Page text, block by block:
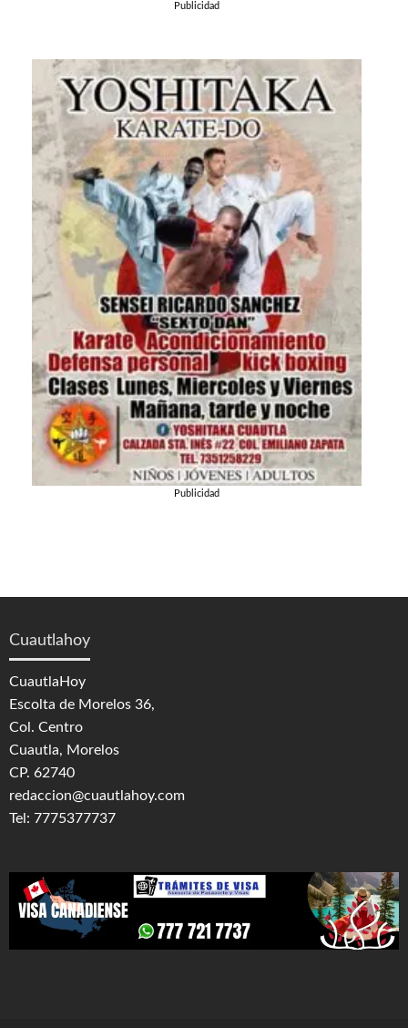
Publicidad
Publicidad
Cuautlahoy
CuautlaHoy
Escolta de Morelos 36,
Col. Centro
Cuautla, Morelos
CP. 62740
redaccion@cuautlahoy.com
Tel: 7775377737